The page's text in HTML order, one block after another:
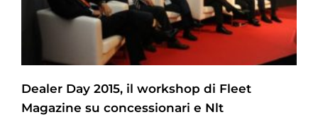
Dealer Day 2015, il workshop di Fleet
Magazine su concessionari e Nlt